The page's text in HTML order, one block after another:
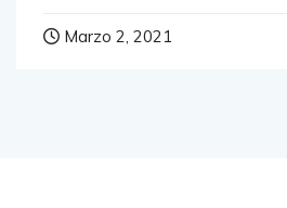
Marzo 2, 2021